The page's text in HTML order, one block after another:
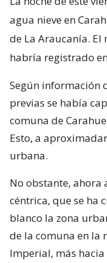
agua nieve en
de La Araucanía.
habría registrado
Según información
previas se había
comuna de
Esto, a
urbana.
No obstante, ahora
céntrica, que se ha
blanco la zona
de la comuna en la
Imperial, más hacia